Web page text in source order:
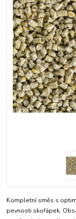
Kompletní směs s
pevnosti skořápek.